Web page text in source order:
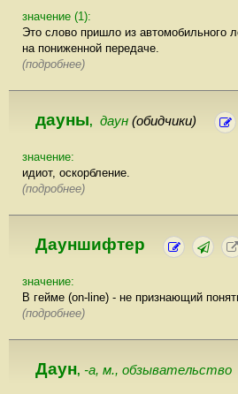
значение (1):
Это слово пришло из автомобильного
на пониженной передаче.
(подробнее)
дауны, даун (обидчики)
значение:
идиот, оскорбление.
(подробнее)
Дауншифтер
значение:
В гейме (on-line) - не признающий
(подробнее)
Даун, -а, м., обзывательство